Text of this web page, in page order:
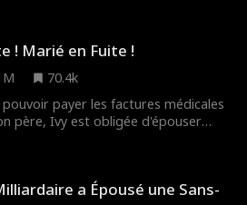
! Marié en Fuite !
70.4k
payer les factures médicales
père, Ivy est obligée d'épouser
devant toute sa famille et ses
a Épousé une Sans-